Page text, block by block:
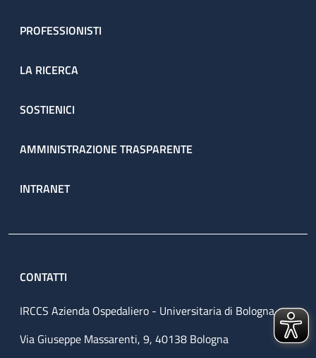
PROFESSIONISTI
LA RICERCA
SOSTIENICI
AMMINISTRAZIONE TRASPARENTE
INTRANET
CONTATTI
IRCCS Azienda Ospedaliero - Universitaria di Bologna
Via Giuseppe Massarenti, 9, 40138 Bologna